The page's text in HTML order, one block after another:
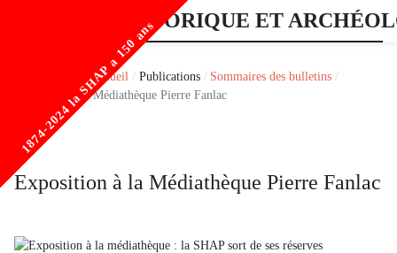
1874-2024 la SHAP a 150 ans
1874-2024 la SHAP a 150 ans
SOCIÉTÉ HISTORIQUE ET
Vous êtes ici :Accueil Publications
Sommaires des bulletins
Exposition à la Médiathèque Pierre Fanlac
Exposition à la Médiathèque Pierre Fanlac